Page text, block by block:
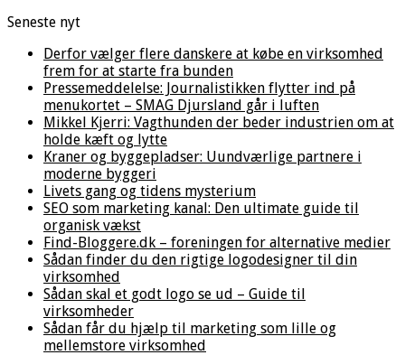
Seneste nyt
Derfor vælger flere danskere at købe en virksomhed
frem for at starte fra bunden
Pressemeddelelse: Journalistikken flytter ind på
menukortet – SMAG Djursland går i luften
Mikkel Kjerri: Vagthunden der beder industrien om at
holde kæft og lytte
Kraner og byggepladser: Uundværlige partnere i
moderne byggeri
Livets gang og tidens mysterium
SEO som marketing kanal: Den ultimate guide til
organisk vækst
Find-Bloggere.dk – foreningen for alternative medier
Sådan finder du den rigtige logodesigner til din
virksomhed
Sådan skal et godt logo se ud – Guide til
virksomheder
Sådan får du hjælp til marketing som lille og
mellemstore virksomhed